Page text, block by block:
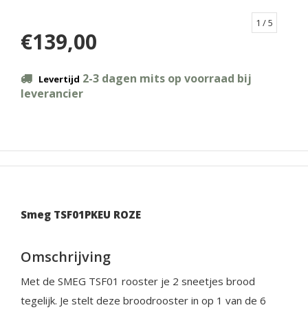
1 / 5
€139,00
Levertijd 2-3 dagen mits op voorraad bij
leverancier
Smeg TSF01PKEU ROZE
Omschrijving
Met de SMEG TSF01 rooster je 2 sneetjes brood
tegelijk. Je stelt deze broodrooster in op 1 van de 6